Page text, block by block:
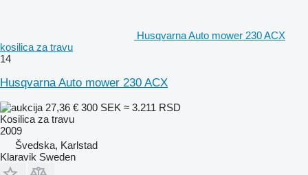
Husqvarna Auto mower 230 ACX
kosilica za travu
14
Husqvarna Auto mower 230 ACX
27,36 € 300 SEK ≈ 3.211 RSD
Kosilica za travu
2009
Švedska, Karlstad
Klaravik Sweden